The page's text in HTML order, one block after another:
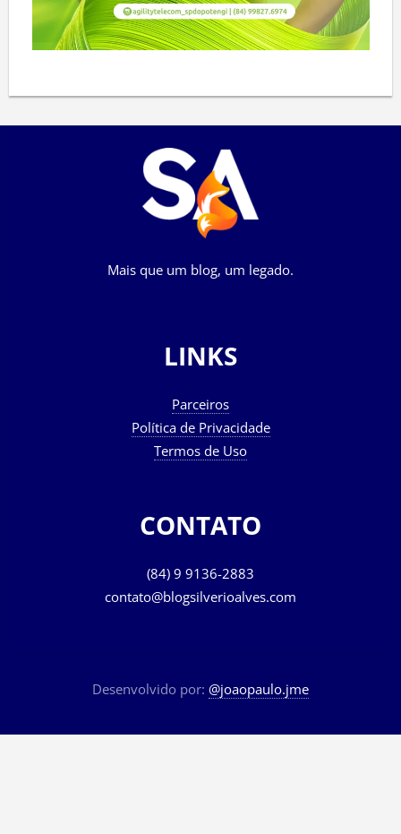
Mais que um blog, um legado.
LINKS
Parceiros
Política de Privacidade
Termos de Uso
CONTATO
(84) 9 9136-2883
contato@blogsilverioalves.com
Desenvolvido por: @joaopaulo.jme